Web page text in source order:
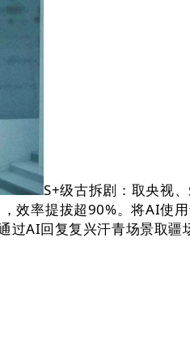
S+级古拆剧：取央视
效率提拔超90%。将AI使
AI回复复兴汗青场景取疆